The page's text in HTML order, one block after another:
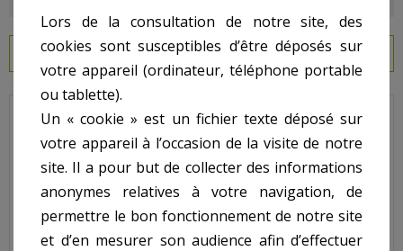
EN SAVOIR PLUS
Triton - Pour Filtre Ancien Modèle - N° 11 - Tube de distribution
inférieur pour TR140
Code : G-15-4489
Lors de la consultation de notre site, des
cookies sont susceptibles d’être déposés sur
votre appareil (ordinateur, téléphone portable
ou tablette).
Un « cookie » est un fichier texte déposé sur
votre appareil à l’occasion de la visite de notre
site. Il a pour but de collecter des informations
anonymes relatives à votre navigation, de
permettre le bon fonctionnement de notre site
et d’en mesurer son audience afin d’effectuer